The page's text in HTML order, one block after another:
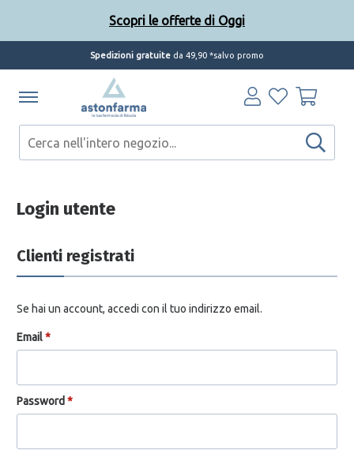
Spedizioni gratuite da 49,90 *salvo promo
Login utente
Clienti registrati
Se hai un account, accedi con il tuo indirizzo email.
Email*
Password *
Scopri le offerte di Oggi